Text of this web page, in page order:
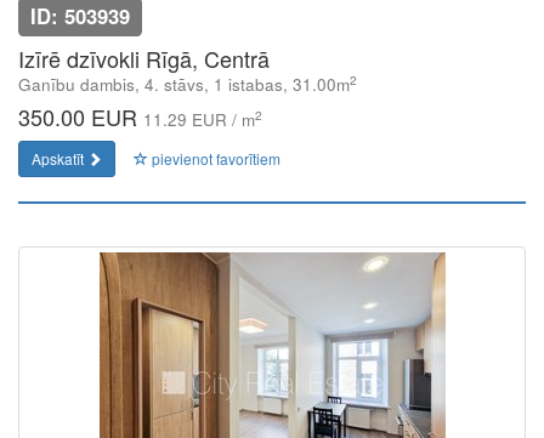
ID: 503939
Izīrē dzīvokli Rīgā, Centrā
Ganību dambis, 4. stāvs, 1 istabas, 31.00m2
350.00 EUR 11.29 EUR / m2
Apskatīt pievienot favorītiem